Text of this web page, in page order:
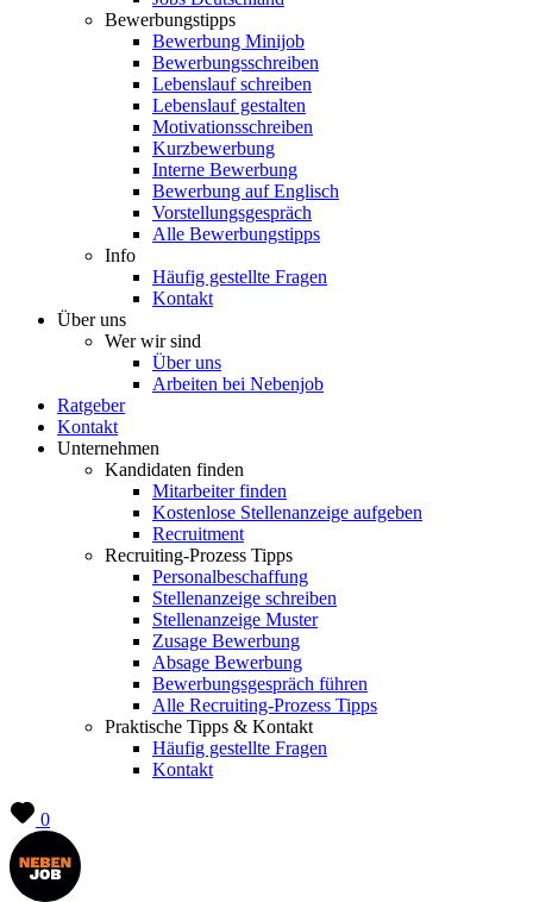
Bewerbungstipps
Bewerbung Minijob
Bewerbungsschreiben
Lebenslauf schreiben
Lebenslauf gestalten
Motivationsschreiben
Kurzbewerbung
Interne Bewerbung
Bewerbung auf Englisch
Vorstellungsgespräch
Alle Bewerbungstipps
Info
Häufig gestellte Fragen
Kontakt
Über uns
Wer wir sind
Über uns
Arbeiten bei Nebenjob
Ratgeber
Kontakt
Unternehmen
Kandidaten finden
Mitarbeiter finden
Kostenlose Stellenanzeige aufgeben
Recruitment
Recruiting-Prozess Tipps
Personalbeschaffung
Stellenanzeige schreiben
Stellenanzeige Muster
Zusage Bewerbung
Absage Bewerbung
Bewerbungsgespräch führen
Alle Recruiting-Prozess Tipps
Praktische Tipps & Kontakt
Häufig gestellte Fragen
Kontakt
0